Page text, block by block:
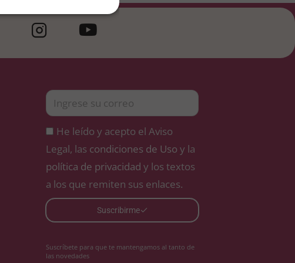
He leído y acepto el Aviso
Legal, las condiciones de Uso y la
política de privacidad y los textos
a los que remiten sus enlaces.
Suscribirme
Suscríbete para que te mantengamos al tanto de
las novedades